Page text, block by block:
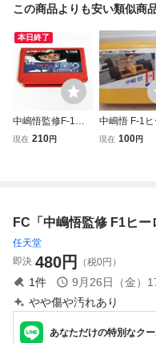
この商品よりも安い類似商
本日終了
中嶋悟監修F-1ヒ
ーロー2 中嶋悟 F1
現在 210円
中嶋悟 F-1ヒ
ー VRE-F1
1ヒーロー
現在 100円
FC「中嶋悟監修 F1ヒ
任天堂
即決 480円 （税0円）
1件 9月26日（金）
やや傷や汚れあり
あなただけの特別なク